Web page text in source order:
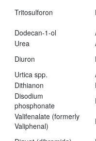
Tritosulforon
Dodecan-1-ol
Urea
Diuron
Urtica spp.
Dithianon
Disodium
phosphonate
Valifenalate (formerly
Valiphenal)